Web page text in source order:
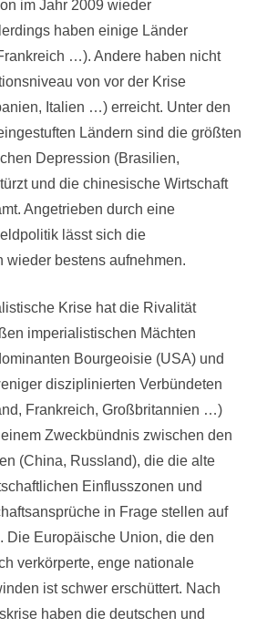
im Jahr 2009 wieder
haben einige Länder
…). Andere haben nicht
von vor der Krise
Italien …) erreicht. Unter den
Ländern sind die größten
Depression (Brasilien,
und die chinesische Wirtschaft
Angetrieben durch eine
lässt sich die
wieder bestens aufnehmen.
Krise hat die Rivalität
imperialistischen Mächten
Bourgeoisie (USA) und
disziplinierten Verbündeten
Frankreich, Großbritannien …)
Zweckbündnis zwischen den
(China, Russland), die die alte
Einflusszonen und
in Frage stellen auf
Die Europäische Union, die den
verkörperte, enge nationale
ist schwer erschüttert. Nach
haben die deutschen und